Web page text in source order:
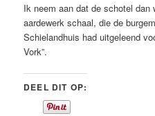
Ik neem aan dat de schotel dan
aardewerk schaal, die de
Schielandhuis had uitgeleend
Vork”.
DEEL DIT OP: